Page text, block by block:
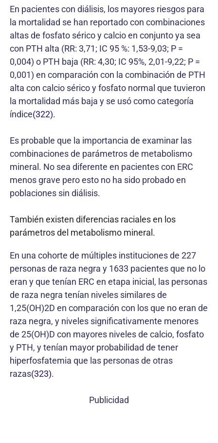
En pacientes con diálisis, los mayores riesgos para
la mortalidad se han reportado con combinaciones
altas de fosfato sérico y calcio en conjunto ya sea
con PTH alta (RR: 3,71; IC 95 %: 1,53-9,03; P =
0,004) o PTH baja (RR: 4,30; IC 95%, 2,01-9,22; P =
0,001) en comparación con la combinación de PTH
alta con calcio sérico y fosfato normal que tuvieron
la mortalidad más baja y se usó como categoría
índice(322).
Es probable que la importancia de examinar las
combinaciones de parámetros de metabolismo
mineral. No sea diferente en pacientes con ERC
menos grave pero esto no ha sido probado en
poblaciones sin diálisis.
También existen diferencias raciales en los
parámetros del metabolismo mineral.
En una cohorte de múltiples instituciones de 227
personas de raza negra y 1633 pacientes que no lo
eran y que tenían ERC en etapa inicial, las personas
de raza negra tenían niveles similares de
1,25(OH)2D en comparación con los que no eran de
raza negra, y niveles significativamente menores
de 25(OH)D con mayores niveles de calcio, fosfato
y PTH, y tenían mayor probabilidad de tener
hiperfosfatemia que las personas de otras
razas(323).
Publicidad